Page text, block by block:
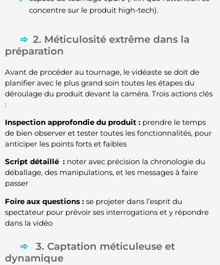
concentre sur le produit high-tech).
2. Méticulosité extrême dans la
préparation
Avant de procéder au tournage, le vidéaste se doit de
planifier avec le plus grand soin toutes les étapes du
déroulage du produit devant la caméra. Trois actions clés
:
Inspection approfondie du produit : prendre le temps
de bien observer et tester toutes les fonctionnalités, pour
anticiper les points forts et faibles
Script détaillé : noter avec précision la chronologie du
déballage, des manipulations, et les messages à faire
passer
Foire aux questions : se projeter dans l’esprit du
spectateur pour prévoir ses interrogations et y répondre
dans la vidéo
3. Captation méticuleuse et
dynamique